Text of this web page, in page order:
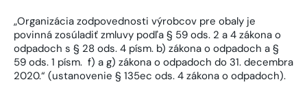
„Organizácia zodpovednosti výrobcov pre obaly je
povinná zosúladiť zmluvy podľa § 59 ods. 2 a 4 zákona o
odpadoch s § 28 ods. 4 písm. b) zákona o odpadoch a §
59 ods. 1 písm. f) a g) zákona o odpadoch do 31. decembra
2020.“ (ustanovenie § 135ec ods. 4 zákona o odpadoch).